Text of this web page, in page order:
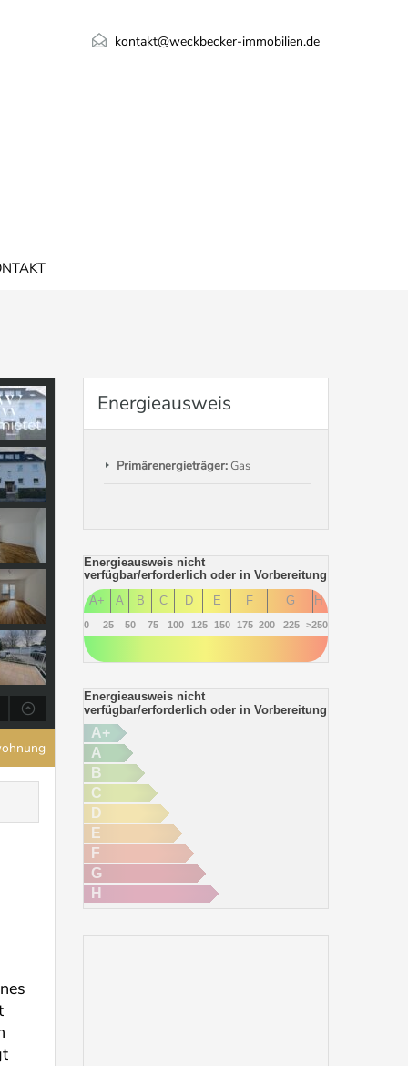
kontakt@weckbecker-immobilien.de
Energieausweis
Primärenergieträger:Gas
Energieausweis nicht
verfügbar/erforderlich oder in Vorbereitung
A+
A B C D E F G H
0 25 50 75 100 125 150 175 200 225 >250
Energieausweis nicht
verfügbar/erforderlich oder in Vorbereitung
A+
A
B
C
D
E
F
G
H